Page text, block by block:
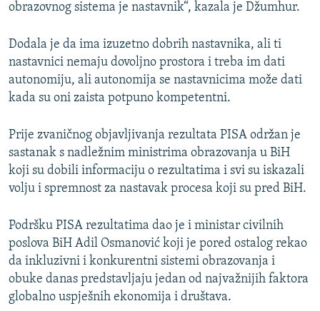
obrazovnog sistema je nastavnik“, kazala je Džumhur.
Dodala je da ima izuzetno dobrih nastavnika, ali ti
nastavnici nemaju dovoljno prostora i treba im dati
autonomiju, ali autonomija se nastavnicima može dati
kada su oni zaista potpuno kompetentni.
Prije zvaničnog objavljivanja rezultata PISA održan je
sastanak s nadležnim ministrima obrazovanja u BiH
koji su dobili informaciju o rezultatima i svi su iskazali
volju i spremnost za nastavak procesa koji su pred BiH.
Podršku PISA rezultatima dao je i ministar civilnih
poslova BiH Adil Osmanović koji je pored ostalog rekao
da inkluzivni i konkurentni sistemi obrazovanja i
obuke danas predstavljaju jedan od najvažnijih faktora
globalno uspješnih ekonomija i društava.